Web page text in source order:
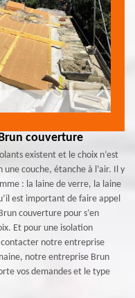
couverture
existent et le choix n’est
couche, étanche à l’air. Il y
: la laine de verre, la laine
est important de faire appel
couverture pour s’en
Et pour une isolation
contacter notre entreprise
notre entreprise Brun
vos demandes et le type